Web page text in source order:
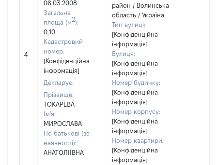
4
06.03.2008
Загальна
площа (м2):
0,10
Кадастровий
номер:
[Конфіденційна
інформація]
Декларує:
Прізвище:
ТОКАРЕВА
Ім'я:
МИРОСЛАВА
По батькові (за
наявності):
АНАТОЛІЇВНА
район / Волинська
область / Україна
Тип вулиці:
[Конфіденційна
інформація]
Вулиця:
[Конфіденційна
інформація]
Номер будинку:
[Конфіденційна
інформація]
Номер корпусу:
[Конфіденційна
інформація]
Номер квартири:
[Конфіденційна
інформація]